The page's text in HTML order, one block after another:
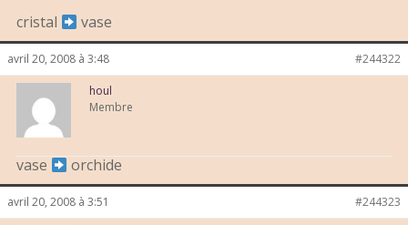
cristal vase
avril 20, 2008 à 3:48 #244322
houl
Membre
vase orchide
avril 20, 2008 à 3:51 #244323